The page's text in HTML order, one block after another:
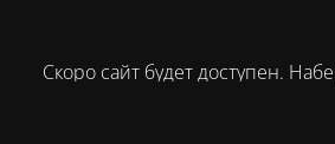
Скоро сайт будет доступен.